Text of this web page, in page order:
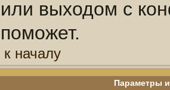
выходом с
началу
Параметры